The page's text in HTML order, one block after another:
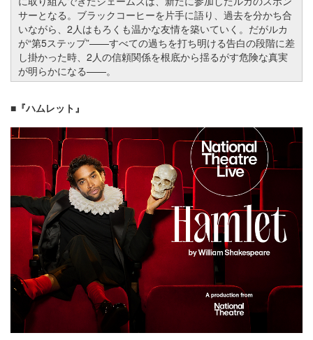
サーとなる。ブラックコーヒーを片手に語り、過去を分かち合
いながら、2人はもろくも温かな友情を築いていく。だがルカ
が“第5ステップ”——すべての過ちを打ち明ける告白の段階に差
し掛かった時、2人の信頼関係を根底から揺るがす危険な真実
が明らかになる——。
■『ハムレット』